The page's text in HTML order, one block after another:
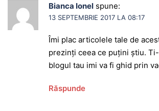
Bianca Ionel spune:
13 SEPTEMBRIE 2017 LA 08:17
Îmi plac articolele tale de
prezinți ceea ce puțini știu.
blogul tau imi va fi ghid prin
Răspunde